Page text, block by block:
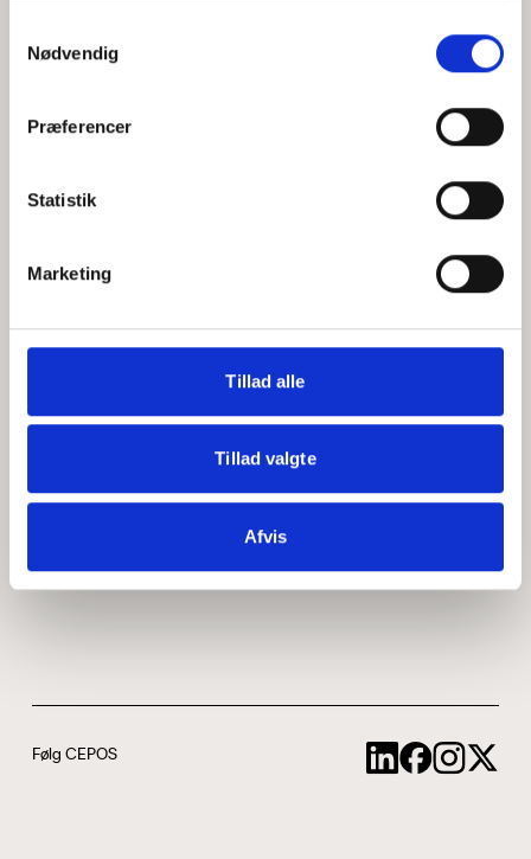
Nødvendig
Præferencer
Statistik
Marketing
Tillad alle
Tillad valgte
Afvis
Hvem er CEPOS
Medarbejdere
ABCepos
Podcast
Følg CEPOS